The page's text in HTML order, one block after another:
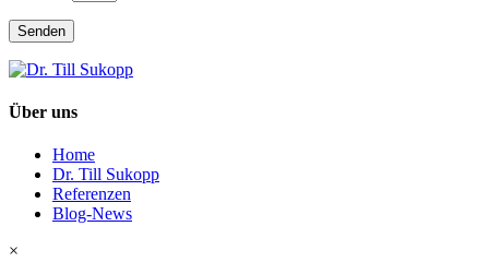
Senden
Über uns
Home
Dr. Till Sukopp
Referenzen
Blog-News
×